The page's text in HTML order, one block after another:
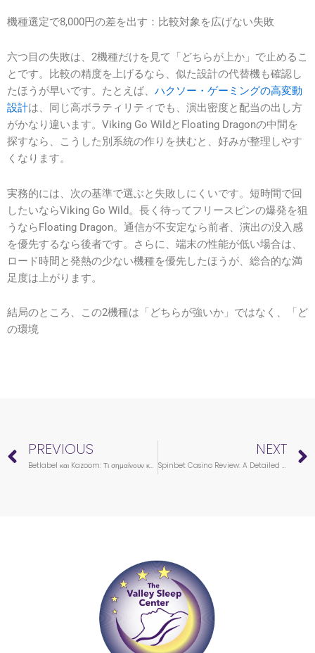
機種選定で8,000円の差を出す：比較対象を広げない失敗
六つ目の失敗は、2機種だけを見て「どちらが上か」で止めるこ
とです。比較の精度を上げるなら、似た設計の代替機も確認し
たほうが早いです。たとえば、 ハクソー・ゲーミングの高変動
設計は、同じ高ボラティリティでも、演出密度と配当の出し方
がかなり違います。Viking Go WildとFloating Dragonの中間を
探すなら、こうした別系統の作りを挟むと、好みが整理しやす
くなります。
実務的には、次の基準で選ぶと失敗しにくいです。短時間で回
したいならViking Go Wild。長く待ってフリースピンの爆発を狙
うならFloating Dragon。通信が不安定なら前者、演出の没入感
を優先するなら後者です。さらに、端末の性能が低い場合は、
ロード時間と発熱の少ない機種を優先したほうが、総合的な満
足度は上がります。
結局のところ、この2機種は「どちらが強いか」ではなく、「ど
の環境
Prev
PREVIOUS
Betlabel και Kazoom: Τι σημαίνουν και πώς διαφέρουν το 2025
NEXT
Spinbet Casino Review: A Detailed Look for NZ Players